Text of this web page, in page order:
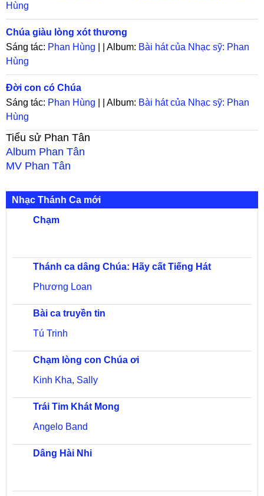
Hùng
Chúa giàu lòng xót thương
Sáng tác: Phan Hùng | | Album: Bài hát của Nhạc sỹ: Phan
Hùng
Đời con có Chúa
Sáng tác: Phan Hùng | | Album: Bài hát của Nhạc sỹ: Phan
Hùng
Tiểu sử Phan Tân
Album Phan Tân
MV Phan Tân
Nhạc Thánh Ca mới
Chạm
Thánh ca dâng Chúa: Hãy cất Tiếng Hát
Phương Loan
Bài ca truyền tin
Tú Trinh
Chạm lòng con Chúa ơi
Kinh Kha, Sally
Trái Tim Khát Mong
Angelo Band
Dâng Hài Nhi